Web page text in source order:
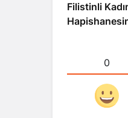
Filistinli
0